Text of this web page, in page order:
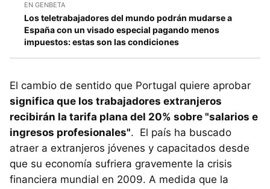
EN GENBETA
Los teletrabajadores del mundo podrán mudarse a
España con un visado especial pagando menos
impuestos: estas son las condiciones
El cambio de sentido que Portugal quiere aprobar
significa que los trabajadores extranjeros
recibirán la tarifa plana del 20% sobre "salarios e
ingresos profesionales". El país ha buscado
atraer a extranjeros jóvenes y capacitados desde
que su economía sufriera gravemente la crisis
financiera mundial en 2009. A medida que la